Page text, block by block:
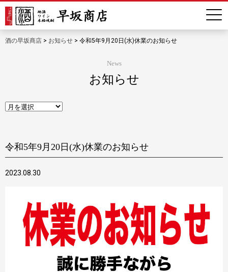
酒の早坂商店 > お知らせ > 令和5年9月20日(水)休業のお知らせ
News
お知らせ
令和5年9月20日(水)休業のお知らせ
2023.08.30